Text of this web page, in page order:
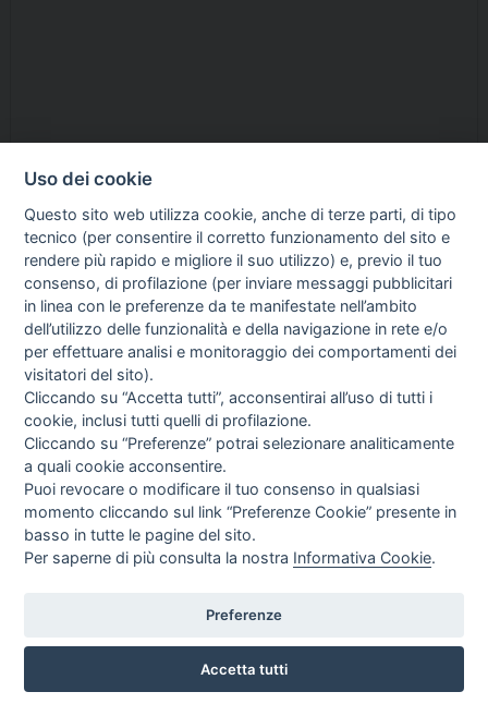
GEL BLU PER ULTRASUONI G007 - BOTTIGLIA DA 1 LT.
FIAB
EUR 2,44
Uso dei cookie
Questo sito web utilizza cookie, anche di terze parti, di tipo
tecnico (per consentire il corretto funzionamento del sito e
rendere più rapido e migliore il suo utilizzo) e, previo il tuo
consenso, di profilazione (per inviare messaggi pubblicitari
in linea con le preferenze da te manifestate nell’ambito
dell’utilizzo delle funzionalità e della navigazione in rete e/o
per effettuare analisi e monitoraggio dei comportamenti dei
visitatori del sito).
Cliccando su “Accetta tutti”, acconsentirai all’uso di tutti i
cookie, inclusi tutti quelli di profilazione.
Cliccando su “Preferenze” potrai selezionare analiticamente
a quali cookie acconsentire.
Puoi revocare o modificare il tuo consenso in qualsiasi
momento cliccando sul link “Preferenze Cookie” presente in
basso in tutte le pagine del sito.
Per saperne di più consulta la nostra Informativa Cookie.
Preferenze
Accetta tutti